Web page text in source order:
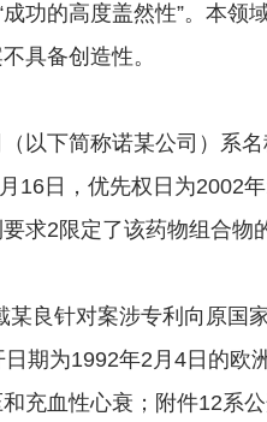
成功的高度盖然性”。本
具备创造性。
下简称诺某公司）系名
16日，优先权日为2002
求2限定了该药物组合
针对案涉专利向原国家
期为1992年2月4日的欧
充血性心衰；附件12系